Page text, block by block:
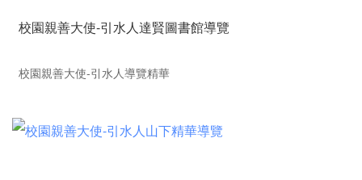
校園親善大使-引水人達賢圖書館導覽
校園親善大使-引水人導覽精華